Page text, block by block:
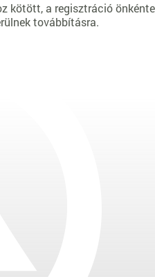
kötött, a regisztráció
továbbításra.